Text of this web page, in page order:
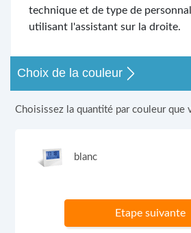
technique et de type de
utilisant l'assistant sur la droite.
Choix de la couleur
Choisissez la quantité par couleur que
blanc
Etape suivante